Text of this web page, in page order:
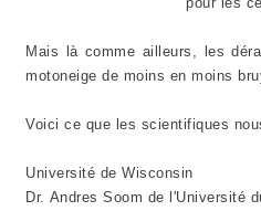
Mais là comme ailleurs, les
motoneige de moins en moins
Voici ce que les scientifiques
Université de Wisconsin
Dr. Andres Soom de l'Université